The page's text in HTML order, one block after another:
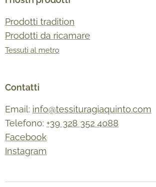
Prodotti tradition
Prodotti da ricamare
Tessuti al metro
Contatti
Email: info@tessituragiaquinto.com
Telefono: +39 328 352 4088
Facebook
Instagram